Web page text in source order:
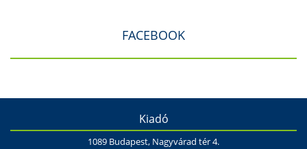
FACEBOOK
Kiadó
1089 Budapest, Nagyvárad tér 4.